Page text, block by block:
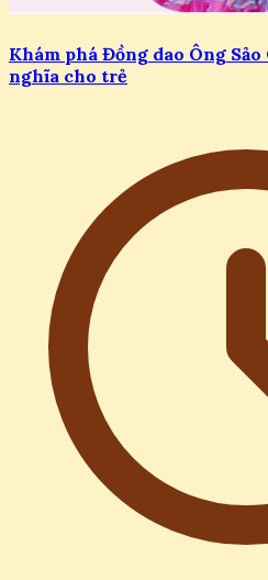
Khám phá Đồng dao Ông
nghĩa cho trẻ